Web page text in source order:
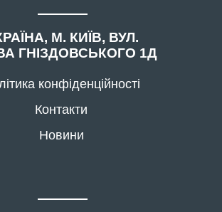
М. КИЇВ, ВУЛ.
ГНІЗДОВСЬКОГО 1Д
конфіденційності
Контакти
Новини